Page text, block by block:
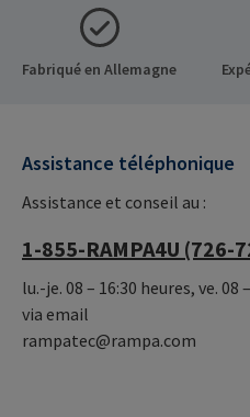
RAMPA.Informations sur
fabricant: RAMPA GmbH
Co. KG Auf der Heide 8
Fabriqué en Allemagne
Assistance téléphonique
Assistance et conseil au :
1-855-RAMPA4U (726-
lu.-je. 08 – 16:30 heures, ve. 08
via email
rampatec@rampa.com